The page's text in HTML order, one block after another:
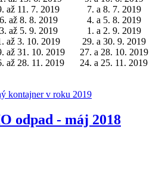
až 11. 7. 2019
6. až 8. 8. 2019
3. až 5. 9. 2019
až 3. 10. 2019
až 31. 10. 2019
až 28. 11. 2019
7. a 8. 7. 2019
4. a 5. 8. 2019
1. a 2. 9. 2019
29. a 30. 9. 2019
27. a 28. 10. 2019
24. a 25. 11. 2019
kontajner v roku 2019
odpad - máj 2018